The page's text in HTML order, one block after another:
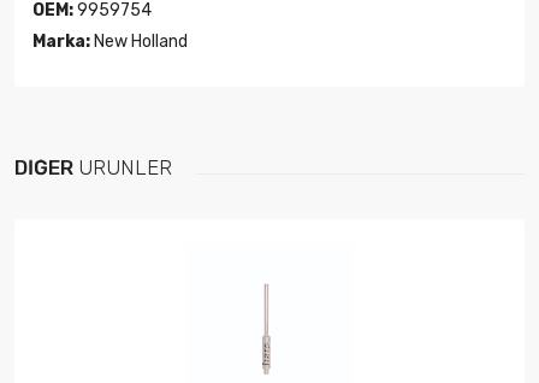
OEM:9959754
Marka: New Holland
DIĞER ÜRÜNLER